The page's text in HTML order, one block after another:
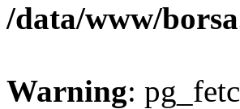
/data/www/
Warning: